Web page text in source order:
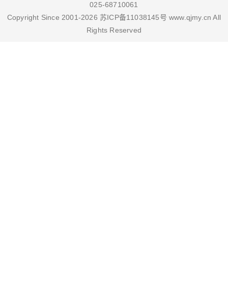
025-68710061
Copyright Since 2001-2026 苏ICP备11038145号 www.qjmy.cn All
Rights Reserved